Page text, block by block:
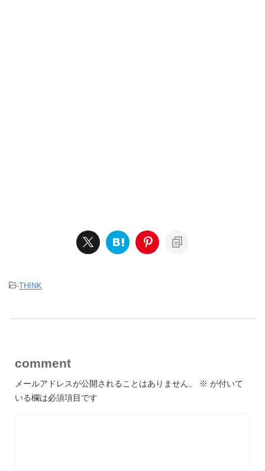
-THINK
comment
メールアドレスが公開されることはありません。 ※ が付いて
いる欄は必須項目です